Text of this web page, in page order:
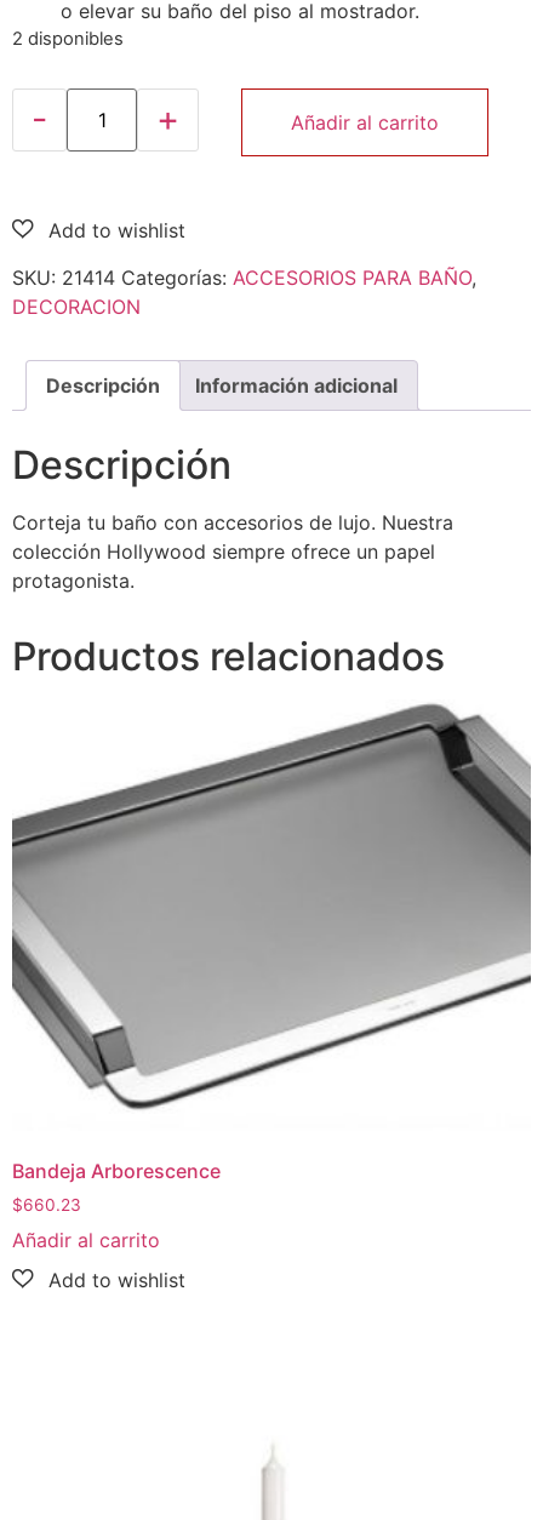
o elevar su baño del piso al mostrador.
2 disponibles
Añadir al carrito
SKU: 21414 Categorías: ACCESORIOS PARA BAÑO,
DECORACION
Descripción Información adicional
Descripción
Corteja tu baño con accesorios de lujo. Nuestra
colección Hollywood siempre ofrece un papel
protagonista.
Productos relacionados
Bandeja Arborescence
$660.23
Añadir al carrito